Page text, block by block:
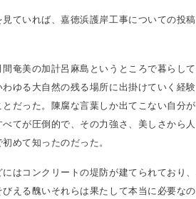
ていれば、嘉徳浜護岸工事についての投
奄美の加計呂麻島というところで暮らし
ゆる大自然の残る場所に出掛けていく経
だった。陳腐な言葉しか出てこない自分
てが圧倒的で、その力強さ、美しさから
めて知ったのだった。
はコンクリートの堤防が建てられており
える醜いそれらは果たして本当に必要な